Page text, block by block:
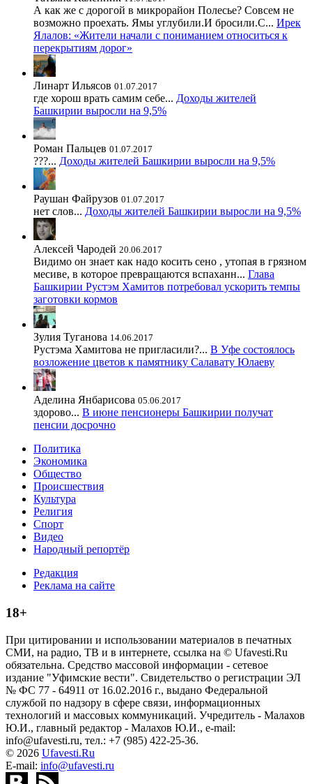
А как же с дорогой в микрорайон Полесье? Совсем не
возможно проехать. Ямы углубили.И бросили.С... Ирек
Ялалов: «Жители начали с пониманием относиться к
перекрытиям дорог»
Линарт Ильясов 01.07.2017
где хорош врать самим себе... Доходы жителей
Башкирии выросли на 9,5%
Роман Пальцев 01.07.2017
???... Доходы жителей Башкирии выросли на 9,5%
Раушан Файрузов 01.07.2017
нет слов... Доходы жителей Башкирии выросли на 9,5%
Алексей Чародей 20.06.2017
Видимо он знает как надо косить сено , утопая в грязном
месиве, в которое превращаются вспаханн... Глава
Башкирии Рустэм Хамитов потребовал ускорить темпы
заготовки кормов
Зулия Туганова 14.06.2017
Рустэма Хамитова не пригласили?... В Уфе состоялось
возложение цветов к памятнику Салавату Юлаеву
Аделина Янбарисова 05.06.2017
здорово... В июне пенсионеры Башкирии получат
пенсии досрочно
Политика
Экономика
Общество
Происшествия
Культура
Религия
Спорт
Видео
Народный репортёр
Редакция
Реклама на сайте
18+
При цитировании и использовании материалов в печатных
СМИ, на радио, ТВ и в интернете, ссылка на © Ufavesti.Ru
обязательна. Средство массовой информации - сетевое
издание "Уфимские вести". Свидетельство о регистрации ЭЛ
№ ФС 77 - 64911 от 16.02.2016 г., выдано Федеральной
службой по надзору в сфере связи, информационных
технологий и массовых коммуникаций. Учредитель - Малахов
Ю.И., главный редактор - Малахов Ю.И., e-mail:
info@ufavesti.ru, тел.: +7 (985) 422-25-36.
© 2026 Ufavesti.Ru
E-mail: info@ufavesti.ru